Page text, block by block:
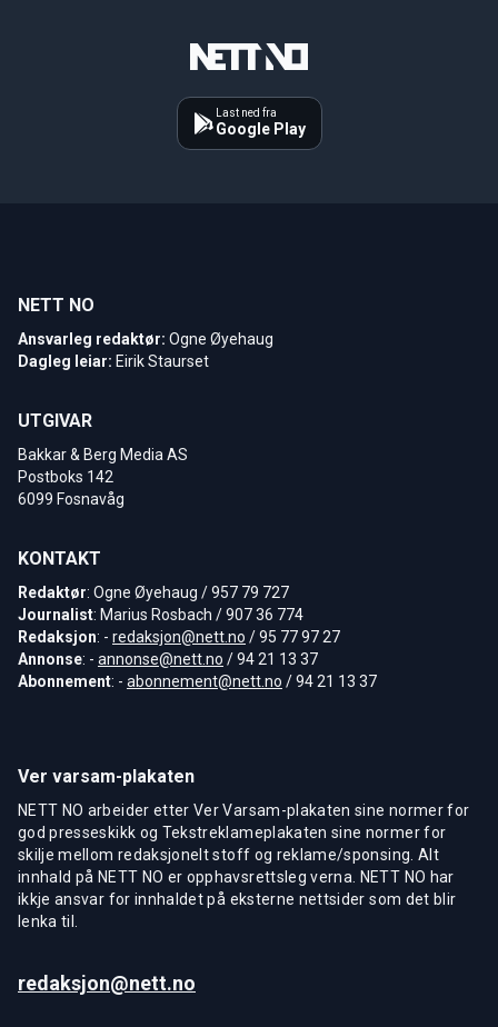
Last ned fra
Google Play
NETT NO
Ansvarleg redaktør: Ogne Øyehaug
Dagleg leiar: Eirik Staurset
UTGIVAR
Bakkar & Berg Media AS
Postboks 142
6099 Fosnavåg
KONTAKT
Redaktør: Ogne Øyehaug / 957 79 727
Journalist: Marius Rosbach / 907 36 774
Redaksjon: - redaksjon@nett.no / 95 77 97 27
Annonse: - annonse@nett.no / 94 21 13 37
Abonnement: - abonnement@nett.no / 94 21 13 37
Ver varsam-plakaten
NETT NO arbeider etter Ver Varsam-plakaten sine normer for
god presseskikk og Tekstreklameplakaten sine normer for
skilje mellom redaksjonelt stoff og reklame/sponsing. Alt
innhald på NETT NO er opphavsrettsleg verna. NETT NO har
ikkje ansvar for innhaldet på eksterne nettsider som det blir
lenka til.
redaksjon@nett.no